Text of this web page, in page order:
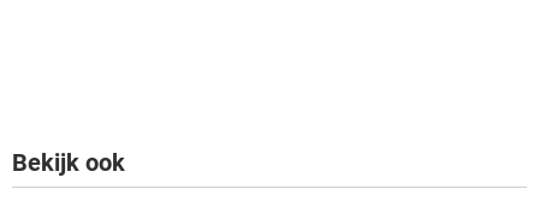
Bekijk ook